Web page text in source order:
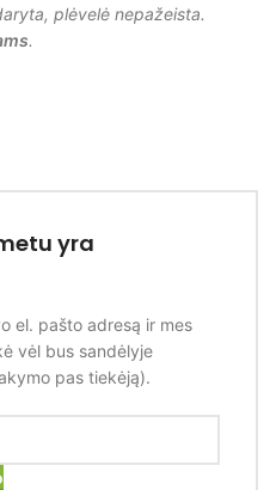
plėvelė nepažeista.
.
yra
el. pašto adresą ir mes
vėl bus sandėlyje
pas tiekėją).